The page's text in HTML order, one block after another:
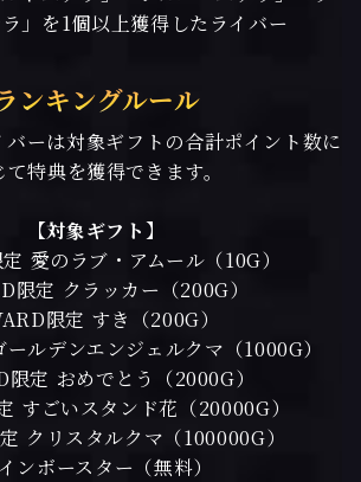
」を1個以上獲得したライバー
ンキングルール
ーは対象ギフトの合計ポイント数に
て特典を獲得できます。
【対象ギフト】
愛のラブ・アムール（10G）
限定 クラッカー（200G）
限定 すき（200G）
ルデンエンジェルクマ（1000G）
限定 おめでとう（2000G）
すごいスタンド花（20000G）
クリスタルクマ（100000G）
ンボースター（無料）